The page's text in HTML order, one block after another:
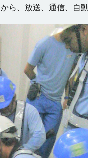
ら、放送、通信、自